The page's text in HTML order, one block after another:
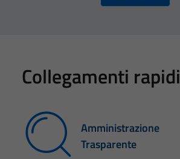
Collegamenti rapidi
Amministrazione
Trasparente